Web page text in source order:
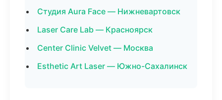
Студия Aura Face — Нижневартовск
Laser Care Lab — Красноярск
Center Clinic Velvet — Москва
Esthetic Art Laser — Южно-Сахалинск